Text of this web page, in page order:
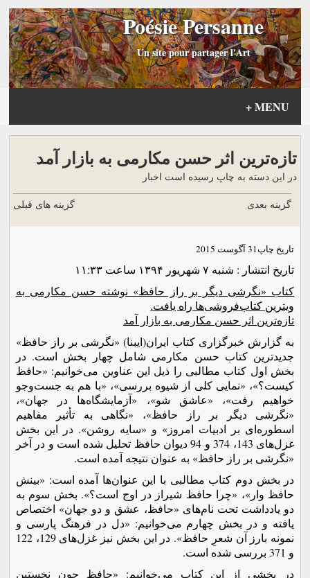
Poésie Persanne
Un site pour partager l'Art
MENU
+
تازه‌ترین اثر حسن مکارمی به بازار آمد
در این دسته به چاپ رسیده است اخبار
گزینه های قبلی گزینه بعدی
تاریخ چاپ31 آگوست 2015
تاریخ انتشار : شنبه ۷ شهريور ۱۳۹۴ ساعت ۱۱:۳۳
کتاب «نگرشی دیگر بر راز حافظ» نوشته حسن مکارمی به
ویترین کتاب‌فروشی‌ها راه یافت.
تازه‌ترین اثر حسن مکارمی به بازار آمد
به گزارش خبرگزاری کتاب ایران(ایبنا) «نگرشی بر راز حافظ»
جدیدترین کتاب حسن مکارمی شامل چهار بخش است. در
بخش اول کتاب مطالبی را ذیل این عناوین می‌خوانیم: «حافظ
کیست؟»، «نمایی کلی از شیوه بررسی»، «با هم به جست‌وجو
خواهیم رفت»، «عاشق شو»، «آزمایشگاه‌ها در جهان»،
«نگرشی دیگر بر راز حافظ»، «نگاهی به تأثیر مفاهیم
اسطوره‌ای بر ادبیات امروز» و «سایه روشن». در این بخش
غزل‌های 143، 374 و 94 دیوان حافظ تحلیل شده است و در آخر
«نگرشی بر راز حافظ» به عنوان نتیجه آمده است.
در بخش دوم کتاب مطالبی با این عنوان‌ها آمده است: «بینش
حافظ وار»، «چرا حافظ شیراز در اوج است؟». بخش سوم به
دو یادداشت تحت نام‌های «حافظ، عشق و دو جهان» اختصاص
یافته و در بخش چهارم می‌خوانیم: «دل در فرهنگ پارسی و
نمونه بارز آن شعرِ حافظ». در این بخش نیز غزل‌های 129، 122
و 371 بررسی شده است.
در بخشی از این کتاب می‌خوانیم: «حافظ چون نخستین